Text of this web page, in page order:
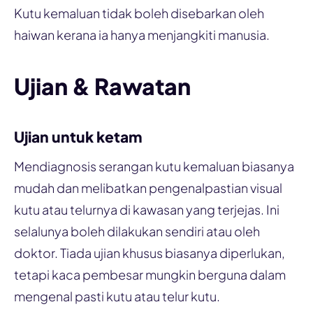
Kutu kemaluan tidak boleh disebarkan oleh
haiwan kerana ia hanya menjangkiti manusia.
Ujian & Rawatan
Ujian untuk ketam
Mendiagnosis serangan kutu kemaluan biasanya
mudah dan melibatkan pengenalpastian visual
kutu atau telurnya di kawasan yang terjejas. Ini
selalunya boleh dilakukan sendiri atau oleh
doktor. Tiada ujian khusus biasanya diperlukan,
tetapi kaca pembesar mungkin berguna dalam
mengenal pasti kutu atau telur kutu.